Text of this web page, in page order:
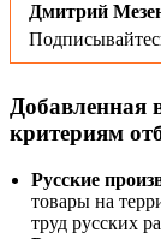
Дмитрий
Добавленная
критериям
Русские
товары на
труд русских